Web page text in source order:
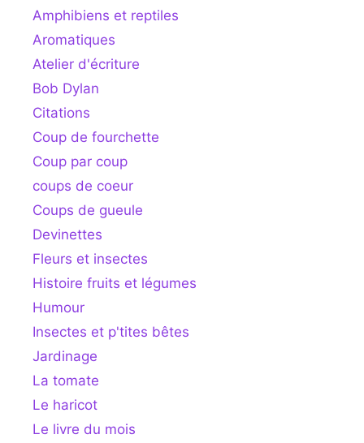
Amphibiens et reptiles
Aromatiques
Atelier d'écriture
Bob Dylan
Citations
Coup de fourchette
Coup par coup
coups de coeur
Coups de gueule
Devinettes
Fleurs et insectes
Histoire fruits et légumes
Humour
Insectes et p'tites bêtes
Jardinage
La tomate
Le haricot
Le livre du mois